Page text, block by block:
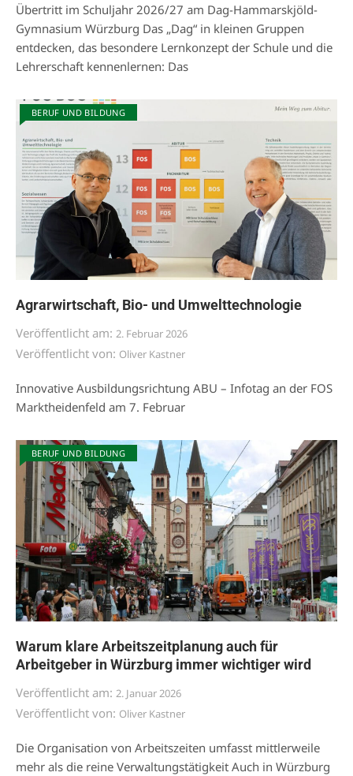
Übertritt im Schuljahr 2026/27 am Dag-Hammarskjöld-
Gymnasium Würzburg Das „Dag“ in kleinen Gruppen
entdecken, das besondere Lernkonzept der Schule und die
Lehrerschaft kennenlernen: Das
BERUF UND BILDUNG
Agrarwirtschaft, Bio- und Umwelttechnologie
Veröffentlicht am: 2. Februar 2026
Veröffentlicht von: Oliver Kastner
Innovative Ausbildungsrichtung ABU – Infotag an der FOS
Marktheidenfeld am 7. Februar
BERUF UND BILDUNG
Warum klare Arbeitszeitplanung auch für
Arbeitgeber in Würzburg immer wichtiger wird
Veröffentlicht am: 2. Januar 2026
Veröffentlicht von: Oliver Kastner
Die Organisation von Arbeitszeiten umfasst mittlerweile
mehr als die reine Verwaltungstätigkeit Auch in Würzburg